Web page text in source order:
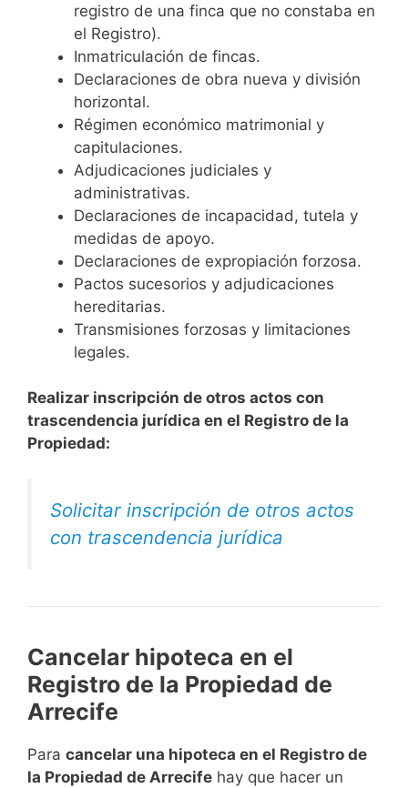
registro de una finca que no constaba en
el Registro).
Inmatriculación de fincas.
Declaraciones de obra nueva y división
horizontal.
Régimen económico matrimonial y
capitulaciones.
Adjudicaciones judiciales y
administrativas.
Declaraciones de incapacidad, tutela y
medidas de apoyo.
Declaraciones de expropiación forzosa.
Pactos sucesorios y adjudicaciones
hereditarias.
Transmisiones forzosas y limitaciones
legales.
Realizar inscripción de otros actos con
trascendencia jurídica en el Registro de la
Propiedad:
Solicitar inscripción de otros actos
con trascendencia jurídica
Cancelar hipoteca en el
Registro de la Propiedad de
Arrecife
Para cancelar una hipoteca en el Registro de
la Propiedad de Arrecife hay que hacer un